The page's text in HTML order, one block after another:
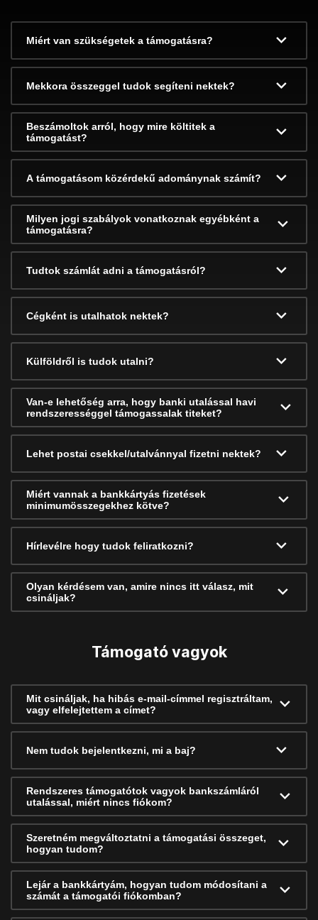
Miért van szükségetek a támogatásra?
Mekkora összeggel tudok segíteni nektek?
Beszámoltok arról, hogy mire költitek a
támogatást?
A támogatásom közérdekű adománynak számít?
Milyen jogi szabályok vonatkoznak egyébként a
támogatásra?
Tudtok számlát adni a támogatásról?
Cégként is utalhatok nektek?
Külföldről is tudok utalni?
Van-e lehetőség arra, hogy banki utalással havi
rendszerességgel támogassalak titeket?
Lehet postai csekkel/utalvánnyal fizetni nektek?
Miért vannak a bankkártyás fizetések
minimumösszegekhez kötve?
Hírlevélre hogy tudok feliratkozni?
Olyan kérdésem van, amire nincs itt válasz, mit
csináljak?
Támogató vagyok
Mit csináljak, ha hibás e-mail-címmel regisztráltam,
vagy elfelejtettem a címet?
Nem tudok bejelentkezni, mi a baj?
Rendszeres támogatótok vagyok bankszámláról
utalással, miért nincs fiókom?
Szeretném megváltoztatni a támogatási összeget,
hogyan tudom?
Lejár a bankkártyám, hogyan tudom módosítani a
számát a támogatói fiókomban?